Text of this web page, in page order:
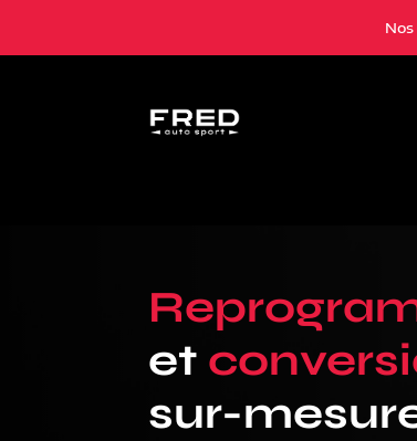
et
sur-